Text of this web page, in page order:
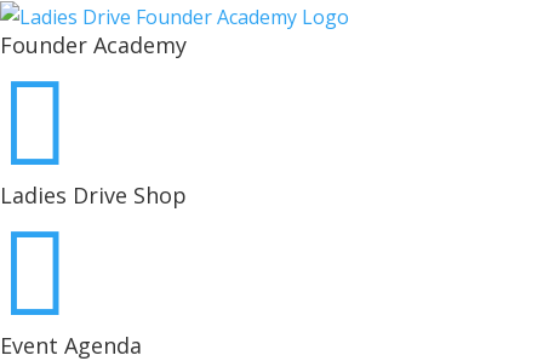
Founder Academy

Ladies Drive Shop

Event Agenda